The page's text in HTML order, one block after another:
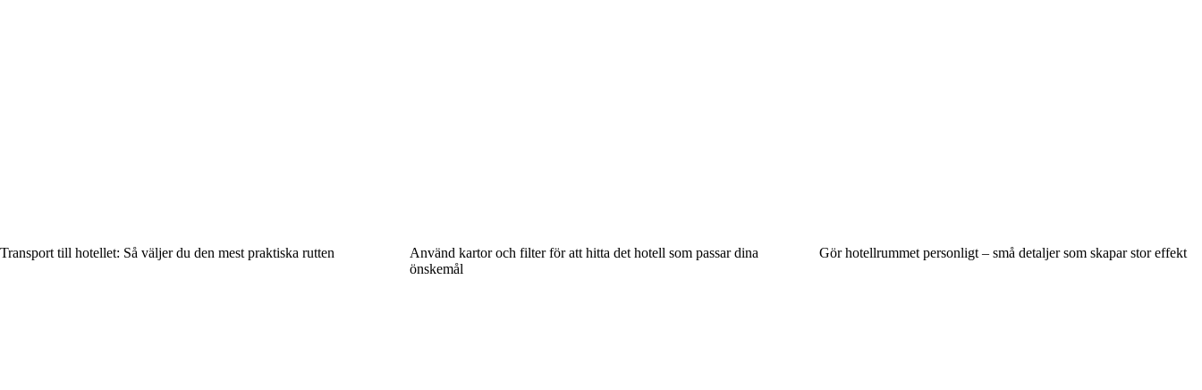
Transport till hotellet: Så väljer du den mest praktiska rutten
Använd kartor och filter för att hitta det hotell som passar dina
önskemål
Gör hotellrummet personligt – små detaljer som skapar stor effekt